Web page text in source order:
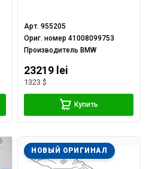
Арт.955205
Ориг. номер41008099753
Производитель BMW
23219 lei
1323 $
Купить
НОВЫЙ ОРИГИНАЛ